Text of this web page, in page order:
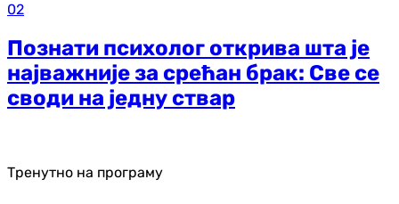
02
Познати психолог открива шта је
најважније за срећан брак: Све се
своди на једну ствар
Тренутно на програму